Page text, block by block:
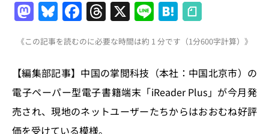
M
a
st
o
d
o
n
Bl
u
e
s
k
y
F
a
c
e
b
o
o
T
h
re
a
d
s
X Li
n
e
H
at
e
n
a
《この記事を読むのに必要な時間は約 1 分です（1分600字計算）》
【編集部記事】中国の掌閲科技（本社：中国北京市）の
電子ペーパー型電子書籍端末「iReader Plus」が今月発
売され、現地のネットユーザーたちからはおおむね好評
価を受けている模様。